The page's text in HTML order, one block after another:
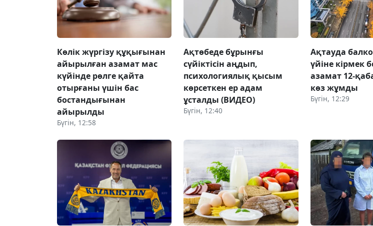
Көлік жүргізу құқығынан
айырылған азамат мас
күйінде рөлге қайта
отырғаны үшін бас
бостандығынан
айырылды
Бүгін, 12:58
Ақтөбеде бұрынғы
сүйіктісін аңдып,
психологиялық қысым
көрсеткен ер адам
ұсталды (ВИДЕО)
Бүгін, 12:40
Ақтауда
үйіне кірмек
азамат 12-
көз жұмды
Бүгін, 12:29